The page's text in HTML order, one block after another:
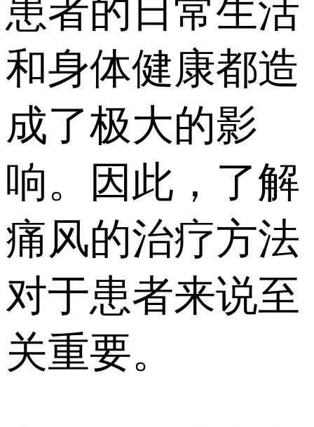
患者的日常生活
和身体健康都造
成了极大的影
响。因此，了解
痛风的治疗方法
对于患者来说至
关重要。